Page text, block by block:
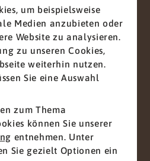
um beispielsweise
Medien anzubieten oder
Website zu analysieren.
zu unseren Cookies,
weiterhin nutzen.
Sie eine Auswahl
zum Thema
können Sie unserer
entnehmen. Unter
Sie gezielt Optionen ein